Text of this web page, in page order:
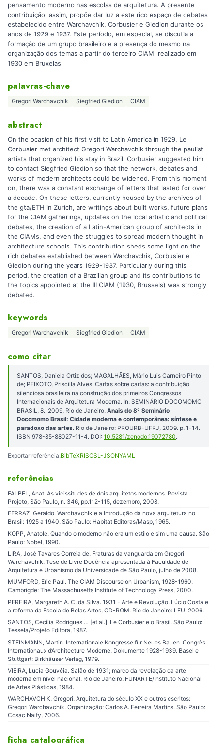
pensamento moderno nas escolas de arquitetura. A presente
contribuição, assim, propõe dar luz a este rico espaço de debates
estabelecido entre Warchavchik, Corbusier e Giedion durante os
anos de 1929 e 1937. Este período, em especial, se discutia a
formação de um grupo brasileiro e a presença do mesmo na
organização dos temas a partir do terceiro CIAM, realizado em
1930 em Bruxelas.
palavras-chave
Gregori Warchavchik Siegfried Giedion CIAM
abstract
On the ocasion of his first visit to Latin America in 1929, Le
Corbusier met architect Gregori Warchavchik through the paulist
artists that organized his stay in Brazil. Corbusier suggested him
to contact Siegfried Giedion so that the network, debates and
works of modern architects could be widened. From this moment
on, there was a constant exchange of letters that lasted for over
a decade. On these letters, currently housed by the archives of
the gta/ETH in Zurich, are writings about built works, future plans
for the CIAM gatherings, updates on the local artistic and political
debates, the creation of a Latin-American group of architects in
the CIAMs, and even the struggles to spread modern thought in
architecture schools. This contribution sheds some light on the
rich debates established between Warchavchik, Corbusier e
Giedion during the years 1929-1937. Particularly during this
period, the creation of a Brazilian group and its contributions to
the topics appointed at the III CIAM (1930, Brussels) was strongly
debated.
keywords
Gregori Warchavchik Siegfried Giedion CIAM
como citar
SANTOS, Daniela Ortiz dos; MAGALHÃES, Mário Luis Carneiro Pinto
de; PEIXOTO, Priscilla Alves. Cartas sobre cartas: a contribuição
silenciosa brasileira na construção dos primeiros Congressos
Internacionais de Arquitetura Moderna. In: SEMINÁRIO DOCOMOMO
BRASIL, 8., 2009, Rio de Janeiro. Anais do 8º Seminário
Docomomo Brasil: Cidade moderna e contemporânea: síntese e
paradoxo das artes. Rio de Janeiro: PROURB-UFRJ, 2009. p. 1-14.
ISBN 978-85-88027-11-4. DOI: 10.5281/zenodo.19072780.
Exportar referência:BibTeXRISCSL-JSONYAML
referências
FALBEL, Anat. As vicissitudes de dois arquitetos modernos. Revista
Projeto, São Paulo, n. 346, pp.112-115, dezembro, 2008.
FERRAZ, Geraldo. Warchavchik e a introdução da nova arquitetura no
Brasil: 1925 a 1940. São Paulo: Habitat Editoras/Masp, 1965.
KOPP, Anatole. Quando o moderno não era um estilo e sim uma causa. São
Paulo: Nobel, 1990.
LIRA, José Tavares Correia de. Fraturas da vanguarda em Gregori
Warchavchik. Tese de Livre Docência apresentada à Faculdade de
Arquitetura e Urbanismo da Universidade de São Paulo, julho de 2008.
MUMFORD, Eric Paul. The CIAM Discourse on Urbanism, 1928-1960.
Cambrigde: The Massachusetts Institute of Technology Press, 2000.
PEREIRA, Margareth A. C. da Silva. 1931 - Arte e Revolução. Lúcio Costa e
a reforma da Escola de Belas Artes, CD-ROM. Rio de Janeiro: LEU, 2006.
SANTOS, Cecília Rodrigues … [et al.]. Le Corbusier e o Brasil. São Paulo:
Tessela/Projeto Editora, 1987.
STEINMANN, Martin. Internationale Kongresse für Neues Bauen. Congrès
Internationaux d’Architecture Moderne. Dokumente 1928-1939. Basel e
Stuttgart: Birkhäuser Verlag, 1979.
VIEIRA, Lucia Gouvêia. Salão de 1931; marco da revelação da arte
moderna em nível nacional. Rio de Janeiro: FUNARTE/Instituto Nacional
de Artes Plásticas, 1984.
WARCHAVCHIK. Gregori. Arquitetura do século XX e outros escritos:
Gregori Warchavchik. Organização: Carlos A. Ferreira Martins. São Paulo:
Cosac Naify, 2006.
ficha catalográfica